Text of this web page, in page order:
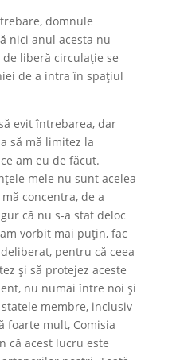
domnule
nici anul acesta nu
liberă circulație se
de a intra în spațiul
evit întrebarea, dar
să mă limitez la
am eu de făcut.
mele nu sunt acelea
concentra, de a
că nu s-a stat deloc
vorbit mai puțin, fac
pentru că ceea
și să protejez aceste
nu numai între noi și
membre, inclusiv
foarte mult, Comisia
că acest lucru este